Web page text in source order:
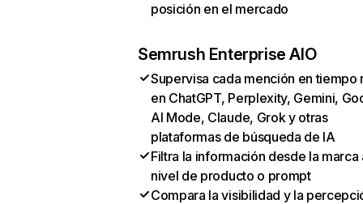
posición en el mercado
Semrush Enterprise AIO
Supervisa cada mención en tiempo
en ChatGPT, Perplexity, Gemini,
AI Mode, Claude, Grok y otras
plataformas de búsqueda de IA
Filtra la información desde la marca
nivel de producto o prompt
Compara la visibilidad y la